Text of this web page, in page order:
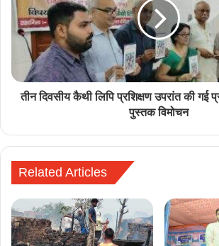
तीन दिवसीय कैथी लिपि प्रशिक्षण उपरांत की गई
पुस्तक विमोचन
Related Articles